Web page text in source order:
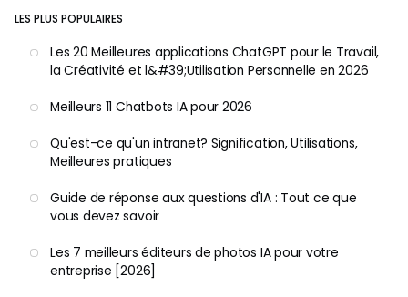
LES PLUS POPULAIRES
Les 20 Meilleures applications ChatGPT pour le Travail,
la Créativité et l&#39;Utilisation Personnelle en 2026
Meilleurs 11 Chatbots IA pour 2026
Qu'est-ce qu'un intranet? Signification, Utilisations,
Meilleures pratiques
Guide de réponse aux questions d'IA : Tout ce que
vous devez savoir
Les 7 meilleurs éditeurs de photos IA pour votre
entreprise [2026]